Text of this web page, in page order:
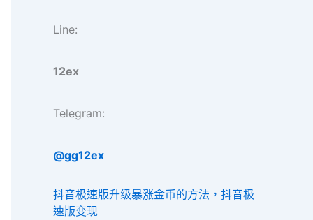
Line:
12ex
Telegram:
@gg12ex
抖音极速版升级暴涨金币的方法，抖音极
速版变现